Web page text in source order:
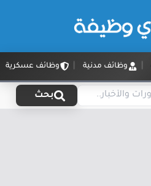
وظائف مدنية وظائف عسكرية
بحث